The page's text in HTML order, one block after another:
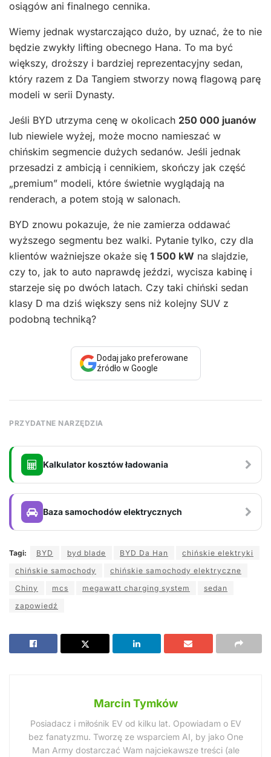
osiągów ani finalnego cennika.
Wiemy jednak wystarczająco dużo, by uznać, że to nie
będzie zwykły lifting obecnego Hana. To ma być
większy, droższy i bardziej reprezentacyjny sedan,
który razem z Da Tangiem stworzy nową flagową parę
modeli w serii Dynasty.
Jeśli BYD utrzyma cenę w okolicach 250 000 juanów
lub niewiele wyżej, może mocno namieszać w
chińskim segmencie dużych sedanów. Jeśli jednak
przesadzi z ambicją i cennikiem, skończy jak część
„premium” modeli, które świetnie wyglądają na
renderach, a potem stoją w salonach.
BYD znowu pokazuje, że nie zamierza oddawać
wyższego segmentu bez walki. Pytanie tylko, czy dla
klientów ważniejsze okaże się 1 500 kW na slajdzie,
czy to, jak to auto naprawdę jeździ, wycisza kabinę i
starzeje się po dwóch latach. Czy taki chiński sedan
klasy D ma dziś większy sens niż kolejny SUV z
podobną techniką?
Dodaj jako preferowane
źródło w Google
PRZYDATNE NARZĘDZIA
Kalkulator kosztów ładowania
Baza samochodów elektrycznych
Tagi: BYD byd blade BYD Da Han
chińskie elektryki
chińskie samochody
chińskie samochody elektryczne
Chiny
mcs megawatt charging system
sedan
zapowiedź
Marcin Tymków
Posiadacz i miłośnik EV od kilku lat. Opowiadam o EV
bez fanatyzmu. Tworzę ze wsparciem AI, by jako One
Man Army dostarczać Wam najciekawsze treści (ale